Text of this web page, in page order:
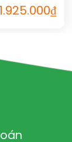
1.925.000₫